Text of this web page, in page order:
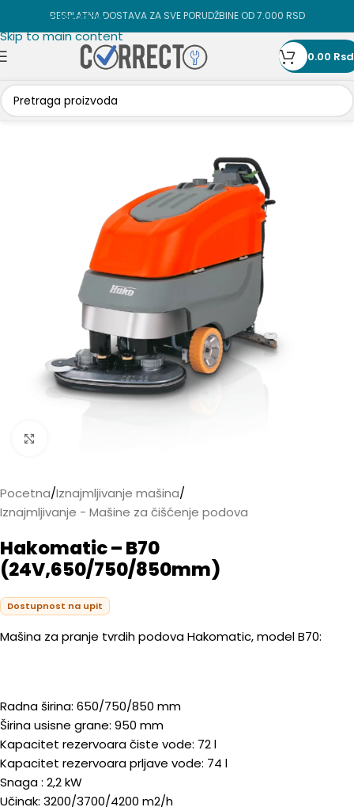
Skip to navigation
Skip to main content
BESPLATNA DOSTAVA ZA SVE PORUDŽBINE OD 7.000 RSD
0.00 Rsd
Pocetna/Iznajmljivanje mašina/
Iznajmljivanje - Mašine za čišćenje podova
Hakomatic – B70
(24V,650/750/850mm)
Dostupnost na upit
Mašina za pranje tvrdih podova Hakomatic, model B70:
Radna širina: 650/750/850 mm
Širina usisne grane: 950 mm
Kapacitet rezervoara čiste vode: 72 l
Kapacitet rezervoara prljave vode: 74 l
Snaga : 2,2 kW
Učinak: 3200/3700/4200 m2/h